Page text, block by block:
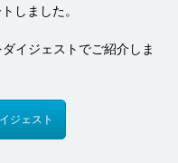
しました。
イジェストでご紹介しま
ジェスト